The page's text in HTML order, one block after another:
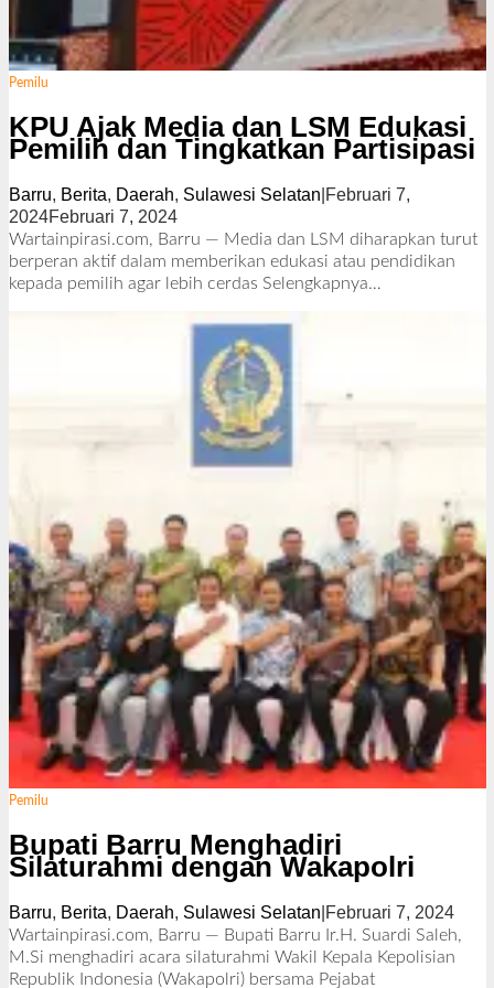
Pemilu
KPU Ajak Media dan LSM Edukasi
Pemilih dan Tingkatkan Partisipasi
Barru, Berita, Daerah, Sulawesi Selatan Februari 7,
2024Februari 7, 2024o
l
e
h
Wartainpirasi.com, Barru — Media dan LSM diharapkan turut
berperan aktif dalam memberikan edukasi atau pendidikan
kepada pemilih agar lebih cerdas Selengkapnya…
Pemilu
Bupati Barru Menghadiri
Silaturahmi dengan Wakapolri
Barru, Berita, Daerah, Sulawesi Selatan Februari 7, 2024o
l
e
Wartainpirasi.com, Barru — Bupati Barru Ir.H. Suardi Saleh,
M.Si menghadiri acara silaturahmi Wakil Kepala Kepolisian
Republik Indonesia (Wakapolri) bersama Pejabat